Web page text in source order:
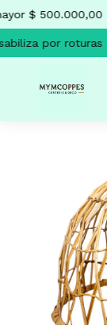
$ 500.000,00
por